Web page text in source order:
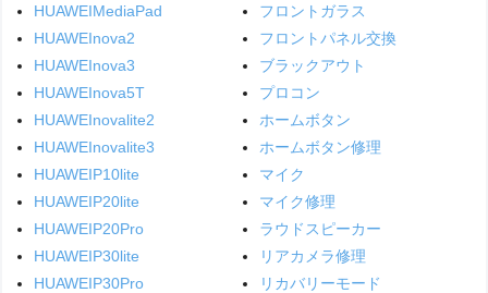
HUAWEIMediaPad
HUAWEInova2
HUAWEInova3
HUAWEInova5T
HUAWEInovalite2
HUAWEInovalite3
HUAWEIP10lite
HUAWEIP20lite
HUAWEIP20Pro
HUAWEIP30lite
HUAWEIP30Pro
フロントガラス
フロントパネル交換
ブラックアウト
プロコン
ホームボタン
ホームボタン修理
マイク
マイク修理
ラウドスピーカー
リアカメラ修理
リカバリーモード